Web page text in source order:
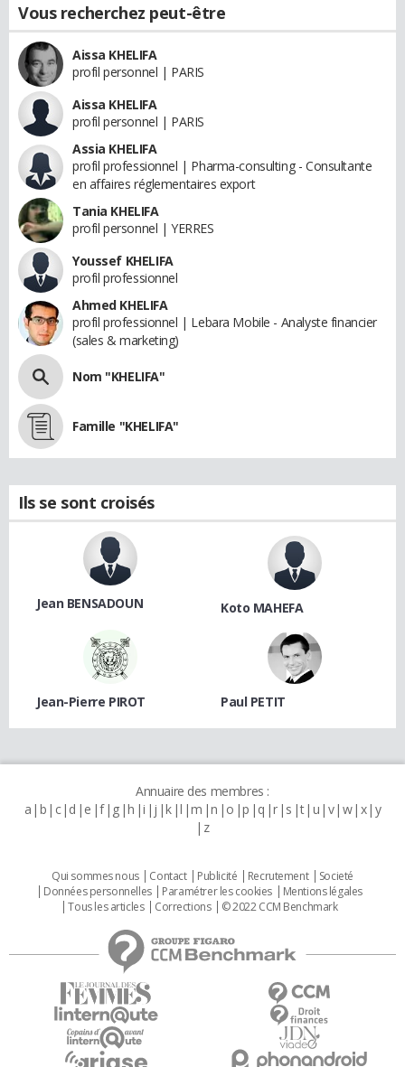
Vous recherchez peut-être
Aissa KHELIFA
profil personnel | PARIS
Aissa KHELIFA
profil personnel | PARIS
Assia KHELIFA
profil professionnel | Pharma-consulting - Consultante
en affaires réglementaires export
Tania KHELIFA
profil personnel | YERRES
Youssef KHELIFA
profil professionnel
Ahmed KHELIFA
profil professionnel | Lebara Mobile - Analyste financier
(sales & marketing)
Nom "KHELIFA"
Famille "KHELIFA"
Ils se sont croisés
Jean BENSADOUN Koto MAHEFA
Jean-Pierre PIROT Paul PETIT
Annuaire des membres :
a b c d e f g h i j k l m n o p q r s t u v w x y
z
Qui sommes nous Contact Publicité Recrutement
Societé
Données personnelles
Paramétrer les cookies
Mentions légales
Tous les articles
Corrections © 2022 CCM Benchmark